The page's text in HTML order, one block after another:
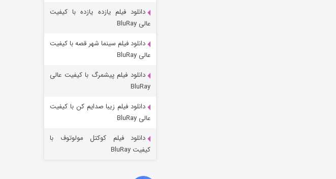
جادوگری در مغولستان
دانلود فیلم یازده یازده با کیفیت
عالی BluRay
دانلود فیلم سینما شهر قصه با کیفیت
عالی BluRay
دانلود فیلم پیشمرگ با کیفیت عالی
BluRay
دانلود فیلم زیبا صدایم کن با کیفیت
عالی BluRay
دانلود فیلم کوکتل مولوتوف با
کیفیت BluRay